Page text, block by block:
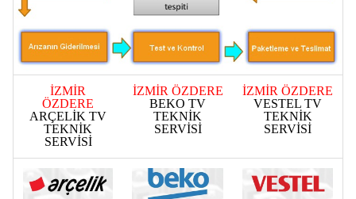
İZMİR
ÖZDERE
ARÇELİK TV
TEKNİK
SERVİSİ
İZMİR ÖZDERE
BEKO TV
TEKNİK
SERVİSİ
İZMİR ÖZDERE
VESTEL TV
TEKNİK
SERVİSİ